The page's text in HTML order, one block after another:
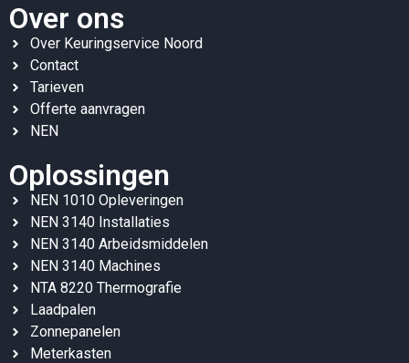
Over ons
Over Keuringservice Noord
Contact
Tarieven
Offerte aanvragen
NEN
Oplossingen
NEN 1010 Opleveringen
NEN 3140 Installaties
NEN 3140 Arbeidsmiddelen
NEN 3140 Machines
NTA 8220 Thermografie
Laadpalen
Zonnepanelen
Meterkasten